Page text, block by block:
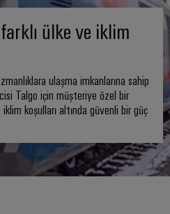
ülke ve iklim
ulaşma imkanlarına sahip
Talgo için müşteriye özel bir
koşulları altında güvenli bir güç